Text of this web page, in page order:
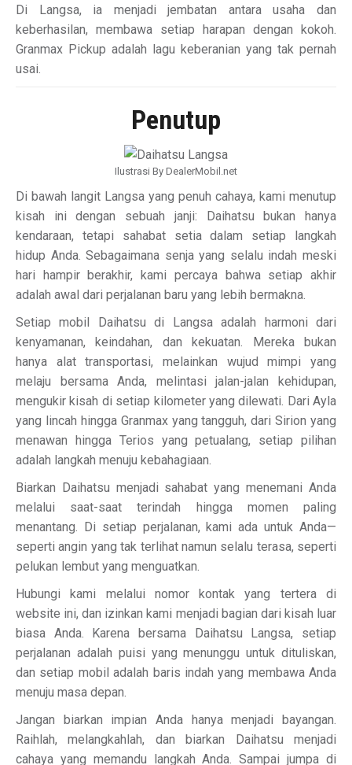
Di Langsa, ia menjadi jembatan antara usaha dan
keberhasilan, membawa setiap harapan dengan kokoh.
Granmax Pickup adalah lagu keberanian yang tak pernah
usai.
Penutup
Ilustrasi By DealerMobil.net
Di bawah langit Langsa yang penuh cahaya, kami menutup
kisah ini dengan sebuah janji: Daihatsu bukan hanya
kendaraan, tetapi sahabat setia dalam setiap langkah
hidup Anda. Sebagaimana senja yang selalu indah meski
hari hampir berakhir, kami percaya bahwa setiap akhir
adalah awal dari perjalanan baru yang lebih bermakna.
Setiap mobil Daihatsu di Langsa adalah harmoni dari
kenyamanan, keindahan, dan kekuatan. Mereka bukan
hanya alat transportasi, melainkan wujud mimpi yang
melaju bersama Anda, melintasi jalan-jalan kehidupan,
mengukir kisah di setiap kilometer yang dilewati. Dari Ayla
yang lincah hingga Granmax yang tangguh, dari Sirion yang
menawan hingga Terios yang petualang, setiap pilihan
adalah langkah menuju kebahagiaan.
Biarkan Daihatsu menjadi sahabat yang menemani Anda
melalui saat-saat terindah hingga momen paling
menantang. Di setiap perjalanan, kami ada untuk Anda—
seperti angin yang tak terlihat namun selalu terasa, seperti
pelukan lembut yang menguatkan.
Hubungi kami melalui nomor kontak yang tertera di
website ini, dan izinkan kami menjadi bagian dari kisah luar
biasa Anda. Karena bersama Daihatsu Langsa, setiap
perjalanan adalah puisi yang menunggu untuk dituliskan,
dan setiap mobil adalah baris indah yang membawa Anda
menuju masa depan.
Jangan biarkan impian Anda hanya menjadi bayangan.
Raihlah, melangkahlah, dan biarkan Daihatsu menjadi
cahaya yang memandu langkah Anda. Sampai jumpa di